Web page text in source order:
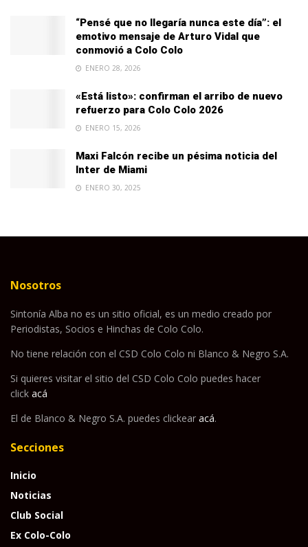
“Pensé que no llegaría nunca este día”: el
emotivo mensaje de Arturo Vidal que
conmovió a Colo Colo
ENERO 28, 2026
«Está listo»: confirman el arribo de nuevo
refuerzo para Colo Colo 2026
ENERO 15, 2026
Maxi Falcón recibe un pésima noticia del
Inter de Miami
ENERO 30, 2025
Nosotros
Sintonía Alba no es un sitio oficial, es un medio creado por
Periodistas, Socios e Hinchas de Colo Colo.
No tiene relación con el CSD Colo Colo ni Blanco & Negro S.A.
Si quieres visitar el sitio del CSD Colo Colo puedes hacer
click acá
El de Blanco & Negro S.A. puedes clickear acá.
Secciones
Inicio
Noticias
Club Social
Ex Colo-Colo